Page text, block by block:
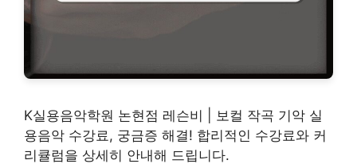
K실용음악학원 논현점 레슨비 | 보컬 작곡 기악 실
용음악 수강료, 궁금증 해결! 합리적인 수강료와 커
리큘럼을 상세히 안내해 드립니다.